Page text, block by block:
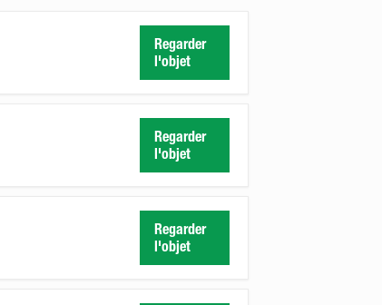
Regarder
l'objet
Regarder
l'objet
Regarder
l'objet